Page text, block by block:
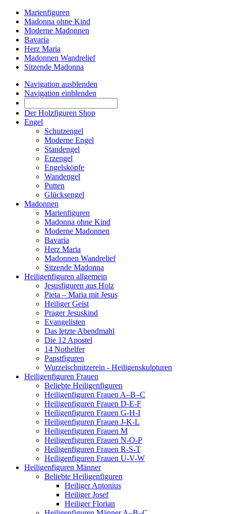
Marienfiguren
Madonna ohne Kind
Moderne Madonnen
Bavaria
Herz Maria
Madonnen Wandrelief
Sitzende Madonna
Navigation ausblenden
Navigation einblenden
Der Holzfiguren Shop
Engel
Schutzengel
Moderne Engel
Standengel
Erzengel
Engelsköpfe
Wandengel
Putten
Glücksengel
Madonnen
Marienfiguren
Madonna ohne Kind
Moderne Madonnen
Bavaria
Herz Maria
Madonnen Wandrelief
Sitzende Madonna
Heiligenfiguren allgemein
Jesusfiguren aus Holz
Pieta – Maria mit Jesus
Heiliger Geist
Prager Jesuskind
Evangelisten
Das letzte Abendmahl
Die 12 Apostel
14 Nothelfer
Papstfiguren
Wurzelschnitzerein - Heiligenskulpturen
Heiligenfiguren Frauen
Beliebte Heiligenfiguren
Heiligenfiguren Frauen A–B–C
Heiligenfiguren Frauen D-E-F
Heiligenfiguren Frauen G-H-I
Heiligenfiguren Frauen J-K-L
Heiligenfiguren Frauen M
Heiligenfiguren Frauen N-O-P
Heiligenfiguren Frauen R-S-T
Heiligenfiguren Frauen U-V-W
Heiligenfiguren Männer
Beliebte Heiligenfiguren
Heiliger Antonius
Heiliger Josef
Heiliger Florian